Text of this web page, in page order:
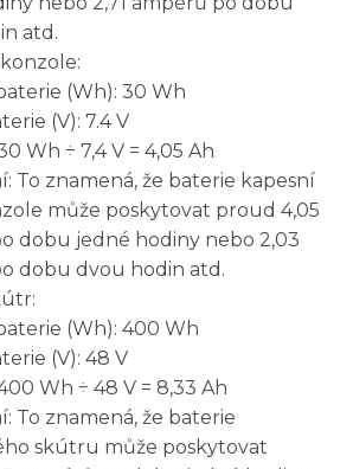
atd.
(Wh): 30 Wh
(V): 7.4 V
Wh ÷ 7,4 V = 4,05 Ah
To znamená, že baterie kapesní
může poskytovat proud 4,05
dobu jedné hodiny nebo 2,03
dobu dvou hodin atd.
(Wh): 400 Wh
(V): 48 V
Wh ÷ 48 V = 8,33 Ah
To znamená, že baterie
skútru může poskytovat